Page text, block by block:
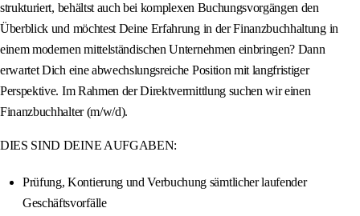
strukturiert, behältst auch bei komplexen Buchungsvorgängen den
Überblick und möchtest Deine Erfahrung in der Finanzbuchhaltung in
einem modernen mittelständischen Unternehmen einbringen? Dann
erwartet Dich eine abwechslungsreiche Position mit langfristiger
Perspektive. Im Rahmen der Direktvermittlung suchen wir einen
Finanzbuchhalter (m/w/d).
DIES SIND DEINE AUFGABEN:
Prüfung, Kontierung und Verbuchung sämtlicher laufender
Geschäftsvorfälle